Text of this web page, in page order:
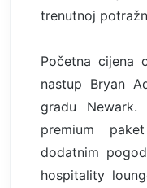
trenutnoj
Početna cijena
nastup Bryan
gradu
premium
dodatnim
hospitality